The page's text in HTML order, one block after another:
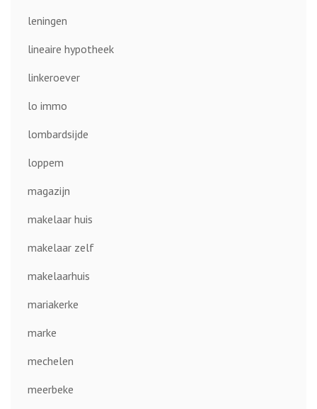
leningen
lineaire hypotheek
linkeroever
lo immo
lombardsijde
loppem
magazijn
makelaar huis
makelaar zelf
makelaarhuis
mariakerke
marke
mechelen
meerbeke